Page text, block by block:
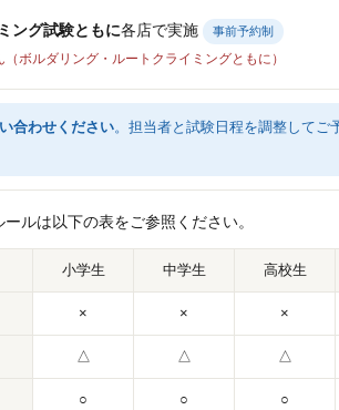
ング試験ともに各店で実施 事前予約制
ボルダリング・ルートクライミングともに）
合わせください。担当者と試験日程を調整してご
ルは以下の表をご参照ください。
小学生 中学生 高校生
× × ×
△ △ △
○ ○ ○